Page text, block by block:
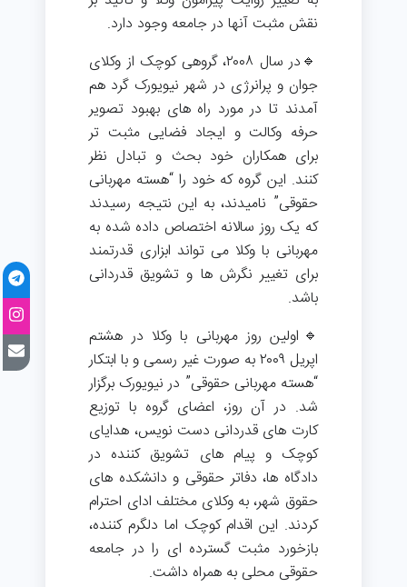
نقش مثبت آنها در جامعه وجود دارد.
🔹در سال ۲۰۰۸، گروهی کوچک از وکلای
جوان و پرانرژی در شهر نیویورک گرد هم
آمدند تا در مورد راه های بهبود تصویر
حرفه وکالت و ایجاد فضایی مثبت تر
برای همکاران خود بحث و تبادل نظر
کنند. این گروه که خود را “هسته مهربانی
حقوقی” نامیدند، به این نتیجه رسیدند
که یک روز سالانه اختصاص داده شده به
مهربانی با وکلا می تواند ابزاری قدرتمند
برای تغییر نگرش ها و تشویق قدردانی
باشد.
🔹اولین روز مهربانی با وکلا در هشتم
اپریل ۲۰۰۹ به صورت غیر رسمی و با ابتکار
“هسته مهربانی حقوقی” در نیویورک برگزار
شد. در آن روز، اعضای گروه با توزیع
کارت های قدردانی دست نویس، هدایای
کوچک و پیام های تشویق کننده در
دادگاه ها، دفاتر حقوقی و دانشکده های
حقوق شهر، به وکلای مختلف ادای احترام
کردند. این اقدام کوچک اما دلگرم کننده،
بازخورد مثبت گسترده ای را در جامعه
حقوقی محلی به همراه داشت.